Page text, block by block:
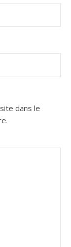
dans le